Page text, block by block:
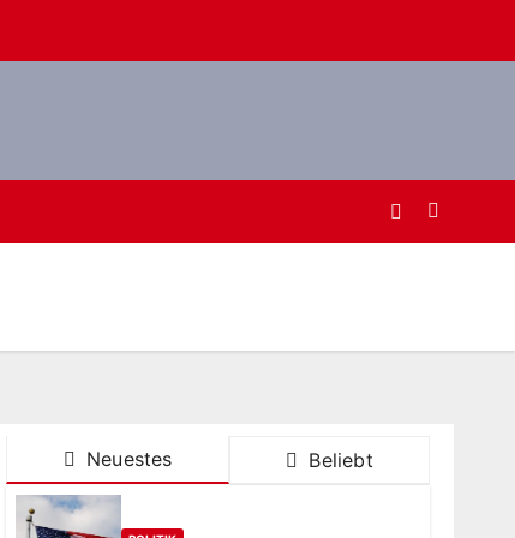
Neuestes Beliebt